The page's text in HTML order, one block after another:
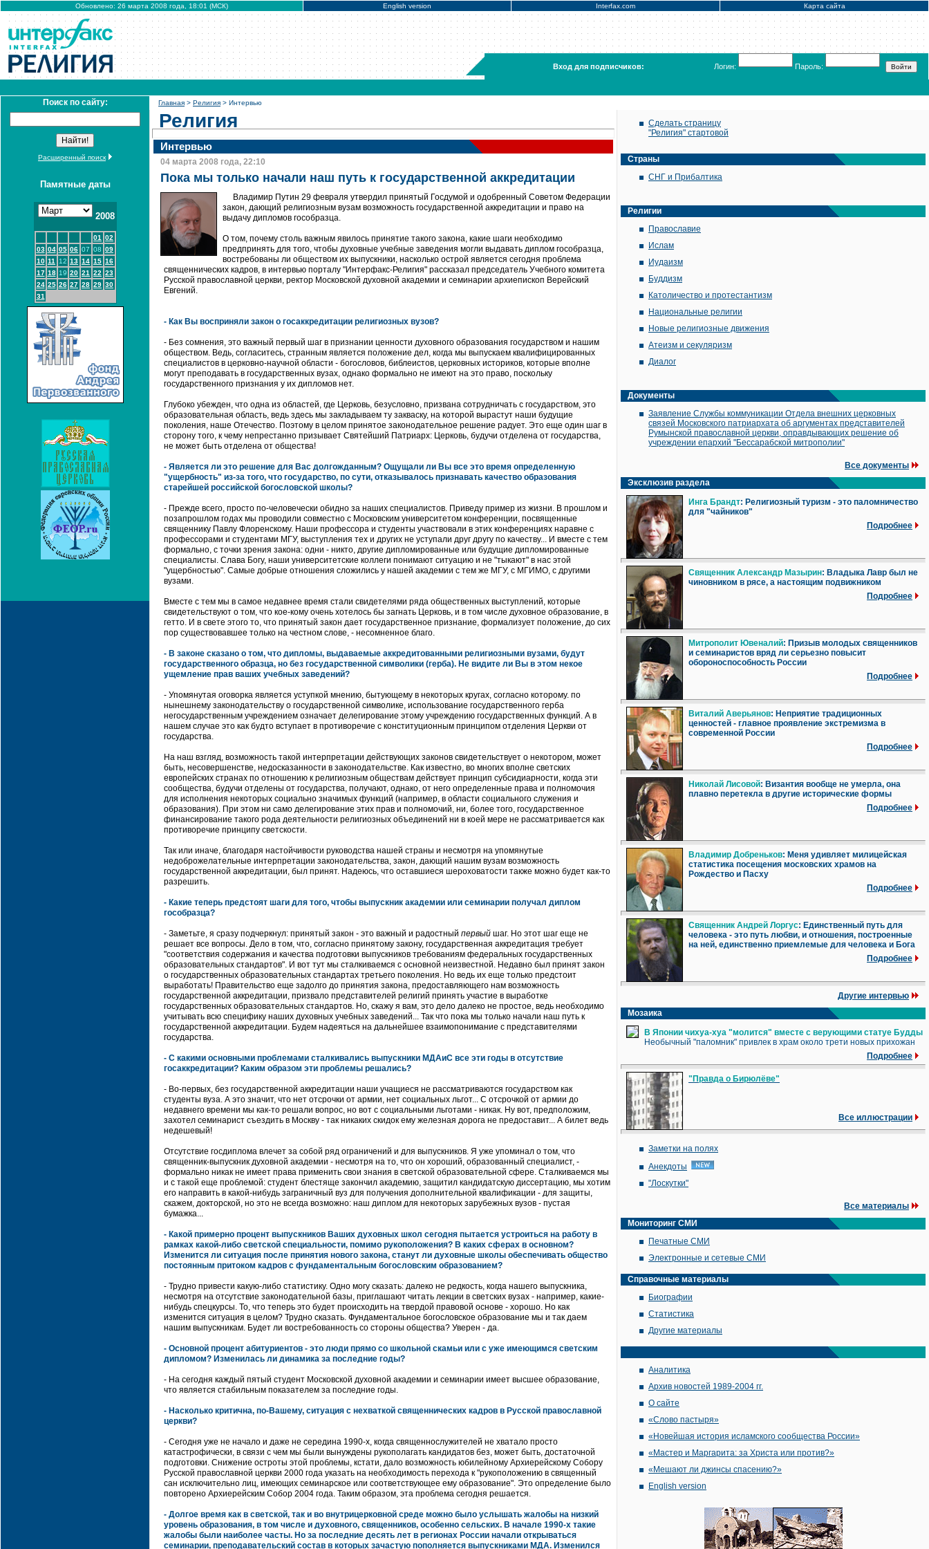
Обновлено: 26 марта 2008 года, 18:01 (МСК) English version Interfax.com Карта сайта
Вход для подписчиков: Логин: Пароль:
Поиск по сайту:
Расширенный поиск
Памятные даты
2008
01
02
03 04 05 06 07 08 09
10 11 12 13 14 15 16
17 18 19 20 21 22 23
24 25 26 27 28 29 30
31
Главная > Религия > Интервью
Религия
Интервью
04 марта 2008 года, 22:10
Пока мы только начали наш путь к государственной аккредитации
Владимир Путин 29 февраля утвердил принятый Госдумой и одобренный Советом Федерации
закон, дающий религиозным вузам возможность государственной аккредитации и право на
выдачу дипломов гособразца.
О том, почему столь важным явилось принятие такого закона, какие шаги необходимо
предпринять для того, чтобы духовные учебные заведения могли выдавать диплом гособразца,
востребованы ли обществом их выпускники, насколько острой является сегодня проблема
священнических кадров, в интервью порталу "Интерфакс-Религия" рассказал председатель Учебного комитета
Русской православной церкви, ректор Московской духовной академии и семинарии архиепископ Верейский
Евгений.
- Как Вы восприняли закон о госаккредитации религиозных вузов?
- Без сомнения, это важный первый шаг в признании ценности духовного образования государством и нашим
обществом. Ведь, согласитесь, странным является положение дел, когда мы выпускаем квалифицированных
специалистов в церковно-научной области - богословов, библеистов, церковных историков, которые вполне
могут преподавать в государственных вузах, однако формально не имеют на это право, поскольку
государственного признания у их дипломов нет.
Глубоко убежден, что одна из областей, где Церковь, безусловно, призвана сотрудничать с государством, это
образовательная область, ведь здесь мы закладываем ту закваску, на которой вырастут наши будущие
поколения, наше Отечество. Поэтому в целом принятое законодательное решение радует. Это еще один шаг в
сторону того, к чему непрестанно призывает Святейший Патриарх: Церковь, будучи отделена от государства,
не может быть отделена от общества!
- Является ли это решение для Вас долгожданным? Ощущали ли Вы все это время определенную
"ущербность" из-за того, что государство, по сути, отказывалось признавать качество образования
старейшей российской богословской школы?
- Прежде всего, просто по-человечески обидно за наших специалистов. Приведу пример из жизни. В прошлом и
позапрошлом годах мы проводили совместно с Московским университетом конференции, посвященные
священнику Павлу Флоренскому. Наши профессора и студенты участвовали в этих конференциях наравне с
профессорами и студентами МГУ, выступления тех и других не уступали друг другу по качеству... И вместе с тем
формально, с точки зрения закона: одни - никто, другие дипломированные или будущие дипломированные
специалисты. Слава Богу, наши университетские коллеги понимают ситуацию и не "тыкают" в нас этой
"ущербностью". Самые добрые отношения сложились у нашей академии с тем же МГУ, с МГИМО, с другими
вузами.
Вместе с тем мы в самое недавнее время стали свидетелями ряда общественных выступлений, которые
свидетельствуют о том, что кое-кому очень хотелось бы загнать Церковь, и в том числе духовное образование, в
гетто. И в свете этого то, что принятый закон дает государственное признание, формализует положение, до сих
пор существовавшее только на честном слове, - несомненное благо.
- В законе сказано о том, что дипломы, выдаваемые аккредитованными религиозными вузами, будут
государственного образца, но без государственной символики (герба). Не видите ли Вы в этом некое
ущемление прав ваших учебных заведений?
- Упомянутая оговорка является уступкой мнению, бытующему в некоторых кругах, согласно которому. по
нынешнему законодательству о государственной символике, использование государственного герба
негосударственным учреждением означает делегирование этому учреждению государственных функций. А в
нашем случае это как будто вступает в противоречие с конституционным принципом отделения Церкви от
государства.
На наш взгляд, возможность такой интерпретации действующих законов свидетельствует о некотором, может
быть, несовершенстве, недосказанности в законодательстве. Как известно, во многих вполне светских
европейских странах по отношению к религиозным обществам действует принцип субсидиарности, когда эти
сообщества, будучи отделены от государства, получают, однако, от него определенные права и полномочия
для исполнения некоторых социально значимых функций (например, в области социального служения и
образования). При этом ни само делегирование этих прав и полномочий, ни, более того, государственное
финансирование такого рода деятельности религиозных объединений ни в коей мере не рассматривается как
противоречие принципу светскости.
Так или иначе, благодаря настойчивости руководства нашей страны и несмотря на упомянутые
недоброжелательные интерпретации законодательства, закон, дающий нашим вузам возможность
государственной аккредитации, был принят. Надеюсь, что оставшиеся шероховатости также можно будет как-то
разрешить.
- Какие теперь предстоят шаги для того, чтобы выпускник академии или семинарии получал диплом
гособразца?
- Заметьте, я сразу подчеркнул: принятый закон - это важный и радостный первый шаг. Но этот шаг еще не
решает все вопросы. Дело в том, что, согласно принятому закону, государственная аккредитация требует
"соответствия содержания и качества подготовки выпускников требованиям федеральных государственных
образовательных стандартов". И вот тут мы сталкиваемся с основной неизвестной. Недавно был принят закон
о государственных образовательных стандартах третьего поколения. Но ведь их еще только предстоит
выработать! Правительство еще задолго до принятия закона, предоставляющего нам возможность
государственной аккредитации, призвало представителей религий принять участие в выработке
государственных образовательных стандартов. Но, скажу я вам, это дело далеко не простое, ведь необходимо
учитывать всю специфику наших духовных учебных заведений... Так что пока мы только начали наш путь к
государственной аккредитации. Будем надеяться на дальнейшее взаимопонимание с представителями
государства.
- С какими основными проблемами сталкивались выпускники МДАиС все эти годы в отсутствие
госаккредитации? Каким образом эти проблемы решались?
- Во-первых, без государственной аккредитации наши учащиеся не рассматриваются государством как
студенты вуза. А это значит, что нет отсрочки от армии, нет социальных льгот... С отсрочкой от армии до
недавнего времени мы как-то решали вопрос, но вот с социальными льготами - никак. Ну вот, предположим,
захотел семинарист съездить в Москву - так никаких скидок ему железная дорога не предоставит... А билет ведь
недешевый!
Отсутствие госдиплома влечет за собой ряд ограничений и для выпускников. Я уже упоминал о том, что
священник-выпускник духовной академии - несмотря на то, что он хороший, образованный специалист, -
формально никак не имеет права применить свои знания в светской образовательной сфере. Сталкиваемся мы
и с такой еще проблемой: студент блестяще закончил академию, защитил кандидатскую диссертацию, мы хотим
его направить в какой-нибудь заграничный вуз для получения дополнительной квалификации - для защиты,
скажем, докторской, но это не всегда возможно: наш диплом для некоторых зарубежных вузов - пустая
бумажка...
- Какой примерно процент выпускников Ваших духовных школ сегодня пытается устроиться на работу в
рамках какой-либо светской специальности, помимо рукоположения? В каких сферах в основном?
Изменится ли ситуация после принятия нового закона, станут ли духовные школы обеспечивать общество
постоянным притоком кадров с фундаментальным богословским образованием?
- Трудно привести какую-либо статистику. Одно могу сказать: далеко не редкость, когда нашего выпускника,
несмотря на отсутствие законодательной базы, приглашают читать лекции в светских вузах - например, какие-
нибудь спецкурсы. То, что теперь это будет происходить на твердой правовой основе - хорошо. Но как
изменится ситуация в целом? Трудно сказать. Фундаментальное богословское образование мы и так даем
нашим выпускникам. Будет ли востребованность со стороны общества? Уверен - да.
- Основной процент абитуриентов - это люди прямо со школьной скамьи или с уже имеющимся светским
дипломом? Изменилась ли динамика за последние годы?
- На сегодня каждый пятый студент Московской духовной академии и семинарии имеет высшее образование,
что является стабильным показателем за последние годы.
- Насколько критична, по-Вашему, ситуация с нехваткой священнических кадров в Русской православной
церкви?
- Сегодня уже не начало и даже не середина 1990-х, когда священнослужителей не хватало просто
катастрофически, в связи с чем мы были вынуждены рукополагать кандидатов без, может быть, достаточной
подготовки. Снижение остроты этой проблемы, кстати, дало возможность юбилейному Архиерейскому Собору
Русской православной церкви 2000 года указать на необходимость перехода к "рукоположению в священный
сан исключительно лиц, имеющих семинарское или соответствующее ему образование". Это определение было
повторено Архиерейским Собор 2004 года. Таким образом, эта проблема сегодня решается.
- Долгое время как в светской, так и во внутрицерковной среде можно было услышать жалобы на низкий
уровень образования, в том числе и духовного, священников, особенно сельских. В начале 1990-х такие
жалобы были наиболее часты. Но за последние десять лет в регионах России начали открываться
семинарии, преподавательский состав в которых зачастую пополняется выпускниками МДА. Изменился
Сделать страницу
"Религия" стартовой
Страны
СНГ и Прибалтика
Религии
Православие
Ислам
Иудаизм
Буддизм
Католичество и протестантизм
Национальные религии
Новые религиозные движения
Атеизм и секуляризм
Диалог
Документы
Заявление Службы коммуникации Отдела внешних церковных
связей Московского патриархата об аргументах представителей
Румынской православной церкви, оправдывающих решение об
учреждении епархий "Бессарабской митрополии"
Все документы
Эксклюзив раздела
Инга Брандт: Религиозный туризм - это паломничество
для "чайников"
Подробнее
Священник Александр Мазырин: Владыка Лавр был не
чиновником в рясе, а настоящим подвижником
Подробнее
Митрополит Ювеналий: Призыв молодых священников
и семинаристов вряд ли серьезно повысит
обороноспособность России
Подробнее
Виталий Аверьянов: Неприятие традиционных
ценностей - главное проявление экстремизма в
современной России
Подробнее
Николай Лисовой: Византия вообще не умерла, она
плавно перетекла в другие исторические формы
Подробнее
Владимир Добреньков: Меня удивляет милицейская
статистика посещения московских храмов на
Рождество и Пасху
Подробнее
Священник Андрей Лоргус: Единственный путь для
человека - это путь любви, и отношения, построенные
на ней, единственно приемлемые для человека и Бога
Подробнее
Другие интервью
Мозаика
В Японии чихуа-хуа "молится" вместе с верующими статуе Будды
Необычный "паломник" привлек в храм около трети новых прихожан
Подробнее
"Правда о Бирюлёве"
Все иллюстрации
Заметки на полях
Анекдоты
"Лоскутки"
Все материалы
Мониторинг СМИ
Печатные СМИ
Электронные и сетевые СМИ
Справочные материалы
Биографии
Статистика
Другие материалы
Аналитика
Архив новостей 1989-2004 гг.
О сайте
«Слово пастыря»
«Новейшая история исламского сообщества России»
«Мастер и Маргарита: за Христа или против?»
«Мешают ли джинсы спасению?»
English version